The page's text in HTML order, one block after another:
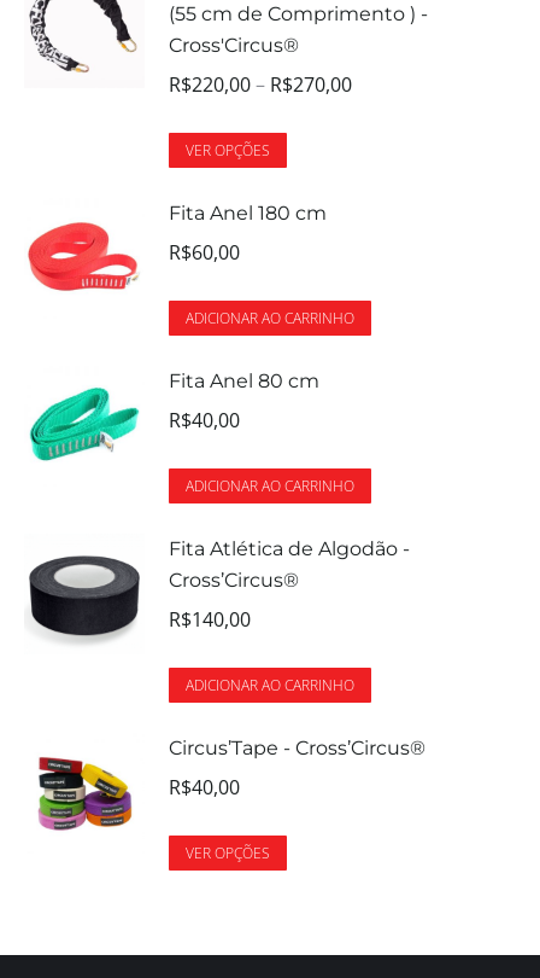
(55 cm de Comprimento ) -
Cross'Circus®
R$220,00– R$270,00
VER OPÇÕES
Fita Anel 180 cm
R$60,00
ADICIONAR AO CARRINHO
Fita Anel 80 cm
R$40,00
ADICIONAR AO CARRINHO
Fita Atlética de Algodão -
Cross’Circus®
R$140,00
ADICIONAR AO CARRINHO
Circus’Tape - Cross’Circus®
R$40,00
VER OPÇÕES